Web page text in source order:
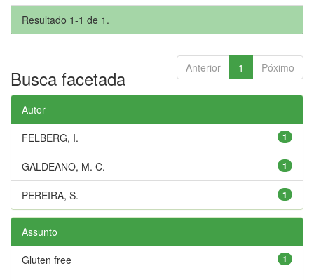
Resultado 1-1 de 1.
Anterior 1 Póximo
Busca facetada
Autor
1
FELBERG, I.
1
GALDEANO, M. C.
1
PEREIRA, S.
Assunto
1
Gluten free